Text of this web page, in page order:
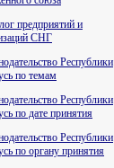
предприятий и
СНГ
Республики
по темам
Республики
по дате принятия
Республики
по органу принятия